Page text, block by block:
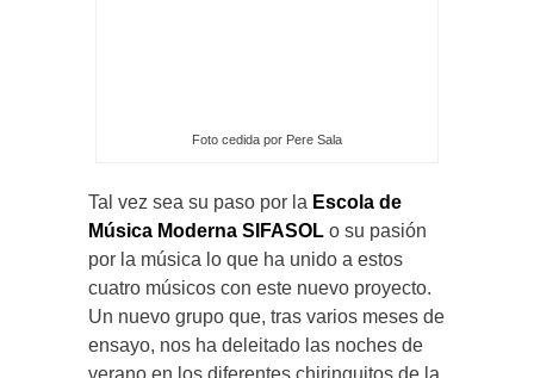
Foto cedida por Pere Sala
Tal vez sea su paso por la Escola de
Música Moderna SIFASOL o su pasión
por la música lo que ha unido a estos
cuatro músicos con este nuevo proyecto.
Un nuevo grupo que, tras varios meses de
ensayo, nos ha deleitado las noches de